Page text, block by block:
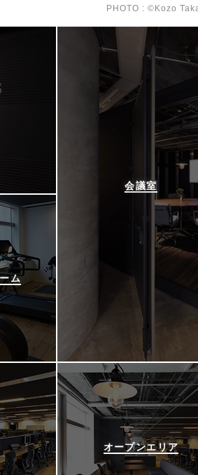
PHOTO : ©Kozo
会議室
ム
オープンエリア